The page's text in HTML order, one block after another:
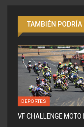
TAMBIÉN PODRÍA
DEPORTES
VF CHALLENGE MOTO